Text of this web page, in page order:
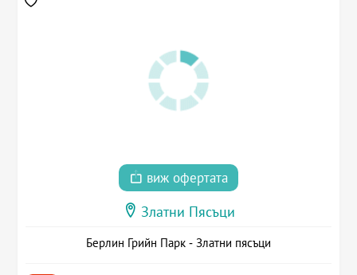
виж офертата
Златни Пясъци
Берлин Грийн Парк - Златни пясъци